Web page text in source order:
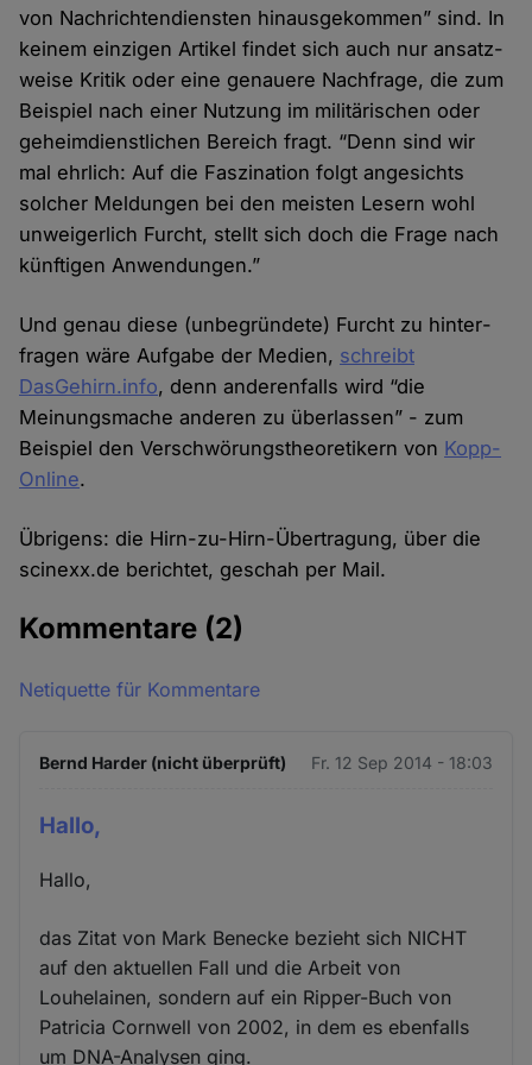
von Nachrichten­diensten hinaus­gekommen” sind. In
keinem einzigen Artikel findet sich auch nur ansatz­
weise Kritik oder eine genauere Nachfrage, die zum
Beispiel nach einer Nutzung im militärischen oder
geheim­dienst­lichen Bereich fragt. “Denn sind wir
mal ehrlich: Auf die Faszination folgt ange­sichts
solcher Meldungen bei den meisten Lesern wohl
unweigerlich Furcht, stellt sich doch die Frage nach
künftigen Anwendungen.”
Und genau diese (unbegründete) Furcht zu hinter­
fragen wäre Aufgabe der Medien, schreibt
DasGehirn.info, denn anderen­falls wird “die
Meinungs­mache anderen zu über­lassen” - zum
Beispiel den Verschwörungs­theoretikern von Kopp-
Online.
Übrigens: die Hirn-zu-Hirn-Übertragung, über die
scinexx.de berichtet, geschah per Mail.
Kommentare (2)
Netiquette für Kommentare
Bernd Harder (nicht überprüft) Fr. 12 Sep 2014 - 18:03
Hallo,
Hallo,
das Zitat von Mark Benecke bezieht sich NICHT
auf den aktuellen Fall und die Arbeit von
Louhelainen, sondern auf ein Ripper-Buch von
Patricia Cornwell von 2002, in dem es ebenfalls
um DNA-Analysen ging.